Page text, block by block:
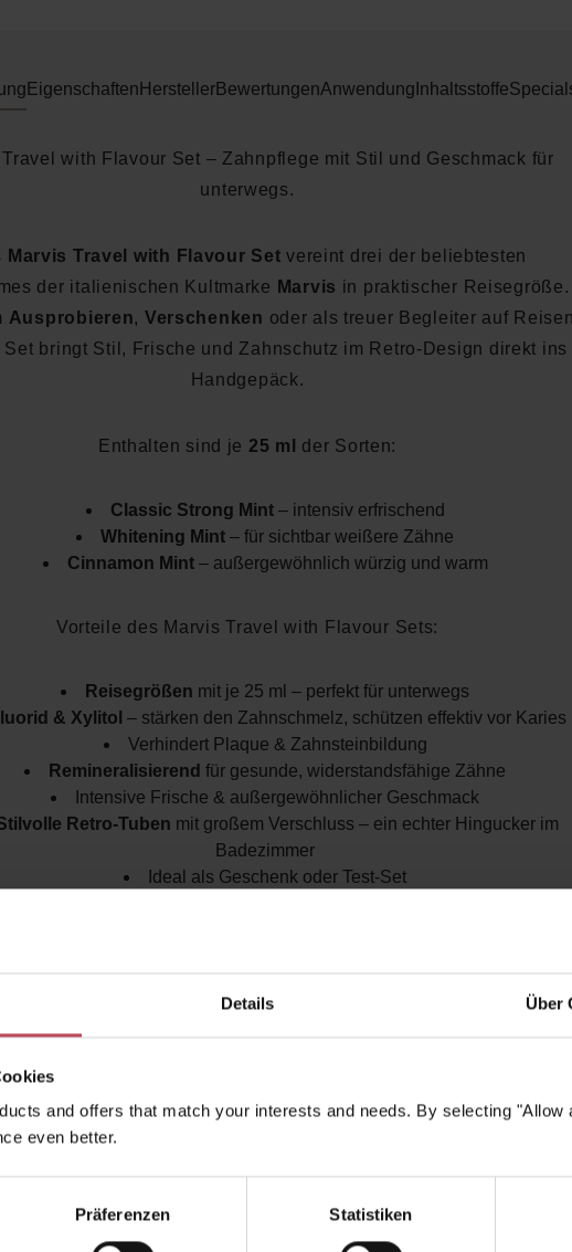
Details Über
and offers that match your interests and needs. By selecting "Allow
even better.
Präferenzen Statistiken
Eigenschaften HerstellerBewertungenAnwendung Inhaltsstoffe
Travel with Flavour Set – Zahnpflege mit Stil und Geschmack für
unterwegs.
Marvis Travel with Flavour Set vereint drei der beliebtesten
der italienischen Kultmarke Marvis in praktischer Reisegröße.
Ausprobieren, Verschenken oder als treuer Begleiter auf Reisen
Set bringt Stil, Frische und Zahnschutz im Retro-Design direkt ins
Handgepäck.
Enthalten sind je 25 ml der Sorten:
Classic Strong Mint– intensiv erfrischend
Whitening Mint – für sichtbar weißere Zähne
Cinnamon Mint– außergewöhnlich würzig und warm
Vorteile des Marvis Travel with Flavour Sets:
Reisegrößen mit je 25 ml – perfekt für unterwegs
& Xylitol – stärken den Zahnschmelz, schützen effektiv vor Karies
Verhindert Plaque & Zahnsteinbildung
Remineralisierend für gesunde, widerstandsfähige Zähne
Intensive Frische & außergewöhnlicher Geschmack
Retro-Tuben mit großem Verschluss – ein echter Hingucker im
Badezimmer
Ideal als Geschenk oder Test-Set
Formel macht Marvis zu einer der beliebtesten
Mit diesem Set wird tägliche Mundhygiene zum Erlebnis –
frisch,
wirksam und geschmackvoll anders.